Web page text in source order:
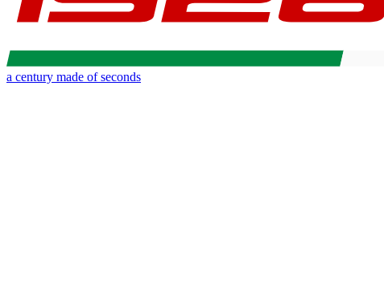
a century made of seconds